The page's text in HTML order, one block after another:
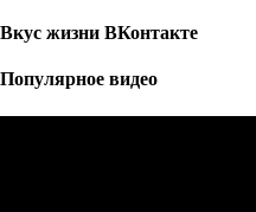
Вкус жизни ВКонтакте
Популярное видео